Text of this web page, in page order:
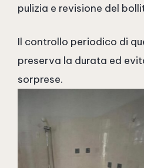
pulizia e revisione del
Il controllo periodico di
preserva la durata ed
sorprese.